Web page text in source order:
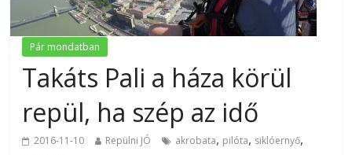
Pár mondatban
Takáts Pali a háza körül
repül, ha szép az idő
2016-11-10 Repülni JÓ akrobata, pilóta, siklóernyő,